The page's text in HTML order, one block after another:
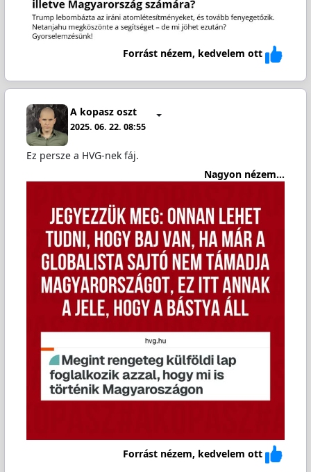
Forrást nézem, kedvelem ott
A kopasz oszt
2025. 06. 22. 08:55
Ez persze a HVG-nek fáj.
Nagyon nézem...
Forrást nézem, kedvelem ott